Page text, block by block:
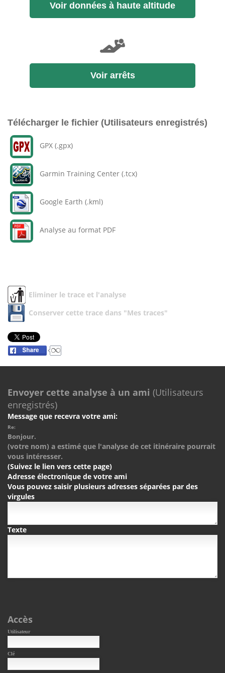
Voir données à haute altitude
Voir arrêts
Télécharger le fichier (Utilisateurs enregistrés)
GPX (.gpx)
Garmin Training Center (.tcx)
Google Earth (.kml)
Analyse au format PDF
Eliminer le trace et l'analyse
Conserver cette trace dans "Mes traces"
Envoyer cette analyse à un ami (Utilisateurs
enregistrés)
Message que recevra votre ami:
Re:
Bonjour.
(votre nom) a estimé que l'analyse de cet itinéraire pourrait
vous intéresser.
(Suivez le lien vers cette page)
Adresse électronique de votre ami
Vous pouvez saisir plusieurs adresses séparées par des
virgules
Texte
Accès
Utilisateur
Clé